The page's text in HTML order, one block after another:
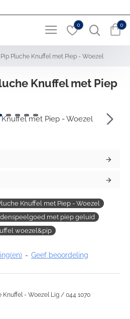
0 0
Pluche Knuffel met Piep - Woezel
Knuffel met Piep
Knuffel met Piep - Woezel
met piep geluid
woezel&pip
- Geef beoordeling
Knuffel - Woezel Lig / 044 1070